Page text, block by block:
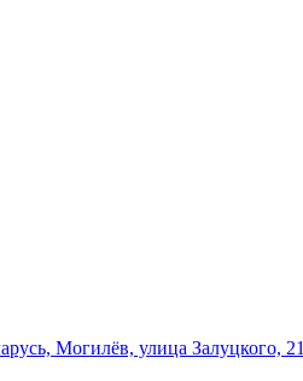
Могилёв, улица Залуцкого, 21